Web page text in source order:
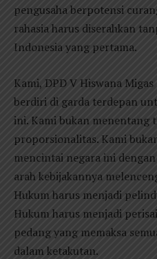
pengusaha berpotensi
rahasia harus diserahkan
Indonesia yang pertama.
Kami, DPD V Hiswana
berdiri di garda terdepan
ini. Kami bukan menentang
proporsionalitas. Kami
mencintai negara ini
arah kebijakannya
Hukum harus menjadi
Hukum harus menjadi
pedang yang memaksa
dalam ketakutan.